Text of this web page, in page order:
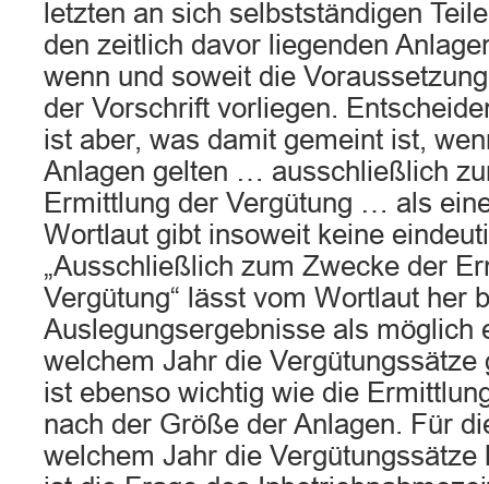
letzten an sich selbstständigen
den zeitlich davor liegenden
wenn und soweit die
der Vorschrift vorliegen.
ist aber, was damit gemeint ist,
Anlagen gelten … ausschließlich
Ermittlung der Vergütung … als
Wortlaut gibt insoweit keine
„Ausschließlich zum Zwecke der
Vergütung“ lässt vom Wortlaut her
Auslegungsergebnisse als möglich
welchem Jahr die Vergütungssätze
ist ebenso wichtig wie die
nach der Größe der Anlagen. Für
welchem Jahr die Vergütungssätze